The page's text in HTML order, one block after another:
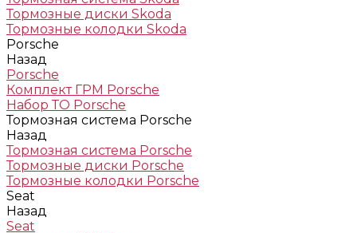
Тормозные диски Skoda
Тормозные колодки Skoda
Porsche
Назад
Porsche
Комплект ГРМ Porsche
Набор ТО Porsche
Тормозная система Porsche
Назад
Тормозная система Porsche
Тормозные диски Porsche
Тормозные колодки Porsche
Seat
Назад
Seat